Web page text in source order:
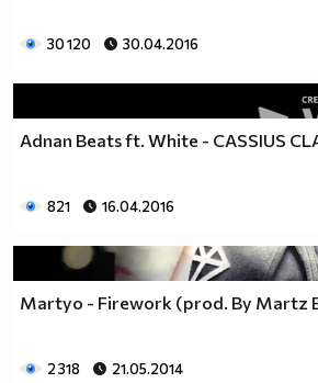
30 120 30.04.2016
Adnan Beats ft. White - CASSIUS
821 16.04.2016
Martyo - Firework (prod. By Martz
2 318 21.05.2014